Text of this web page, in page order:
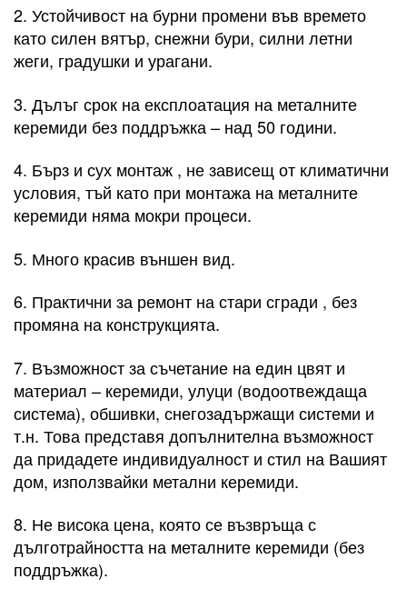
2. Устойчивост на бурни промени във времето
като силен вятър, снежни бури, силни летни
жеги, градушки и урагани.
3. Дълъг срок на експлоатация на металните
керемиди без поддръжка – над 50 години.
4. Бърз и сух монтаж , не зависещ от климатични
условия, тъй като при монтажа на металните
керемиди няма мокри процеси.
5. Много красив външен вид.
6. Практични за ремонт на стари сгради , без
промяна на конструкцията.
7. Възможност за съчетание на един цвят и
материал – керемиди, улуци (водоотвеждаща
система), обшивки, снегозадържащи системи и
т.н. Това представя допълнителна възможност
да придадете индивидуалност и стил на Вашият
дом, използвайки метални керемиди.
8. Не висока цена, която се възвръща с
дълготрайността на металните керемиди (без
поддръжка).